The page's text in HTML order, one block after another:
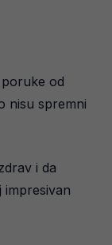
od
nisu spremni
i da
impresivan